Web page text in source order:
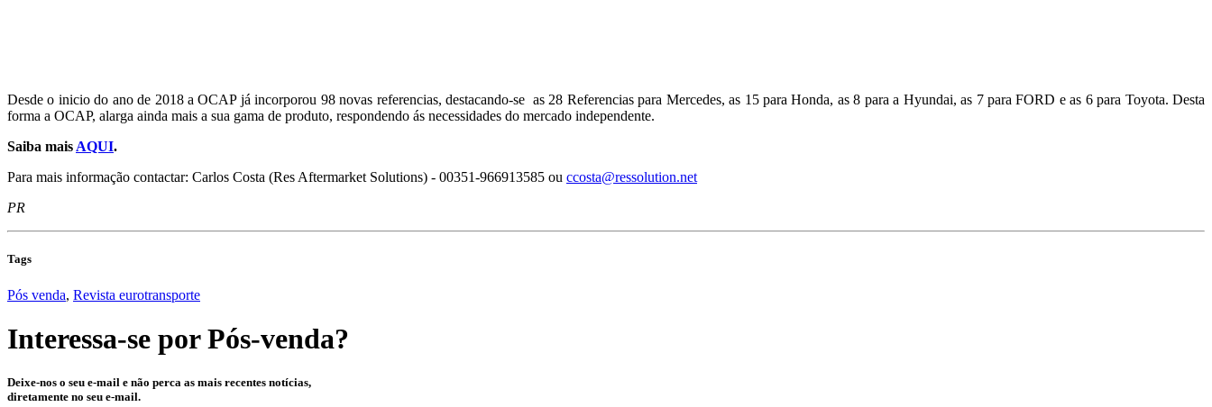
Desde o inicio do ano de 2018 a OCAP já incorporou 98 novas referencias, destacando-se as 28 Referencias para Mercedes, as 15 para Honda, as 8 para a Hyundai, as 7 para FORD e as 6 para Toyota. Desta
forma a OCAP, alarga ainda mais a sua gama de produto, respondendo ás necessidades do mercado independente.
Saiba mais AQUI.
Para mais informação contactar: Carlos Costa (Res Aftermarket Solutions) - 00351-966913585 ou ccosta@ressolution.net
PR
Tags
Pós venda, Revista eurotransporte
Interessa-se porPós-venda?
Deixe-nos o seu e-mail e não perca as mais recentes notícias,
diretamente no seu e-mail.